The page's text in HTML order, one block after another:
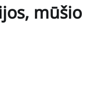
mūšio